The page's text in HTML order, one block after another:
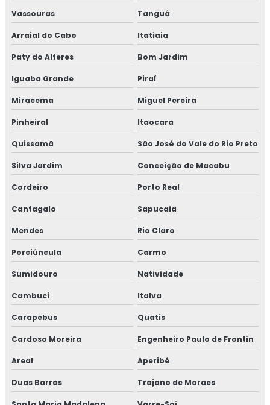
Vassouras Tanguá
Arraial do Cabo Itatiaia
Paty do Alferes Bom Jardim
Iguaba Grande Piraí
Miracema Miguel Pereira
Pinheiral Itaocara
Quissamã São José do Vale do Rio Preto
Silva Jardim Conceição de Macabu
Cordeiro Porto Real
Cantagalo Sapucaia
Mendes Rio Claro
Porciúncula Carmo
Sumidouro Natividade
Cambuci Italva
Carapebus Quatis
Cardoso Moreira Engenheiro Paulo de Frontin
Areal Aperibé
Duas Barras Trajano de Moraes